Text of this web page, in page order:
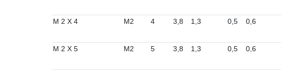
M 2 X 4 M2 4 3,8 1,3 0,5 0,6
M 2 X 5 M2 5 3,8 1,3 0,5 0,6